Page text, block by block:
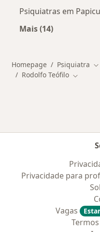
Psiquiatras em Papicu
Mais (14)
Homepage Psiquiatra
Rodolfo Teófilo Mudar
Privacidade para
Vagas